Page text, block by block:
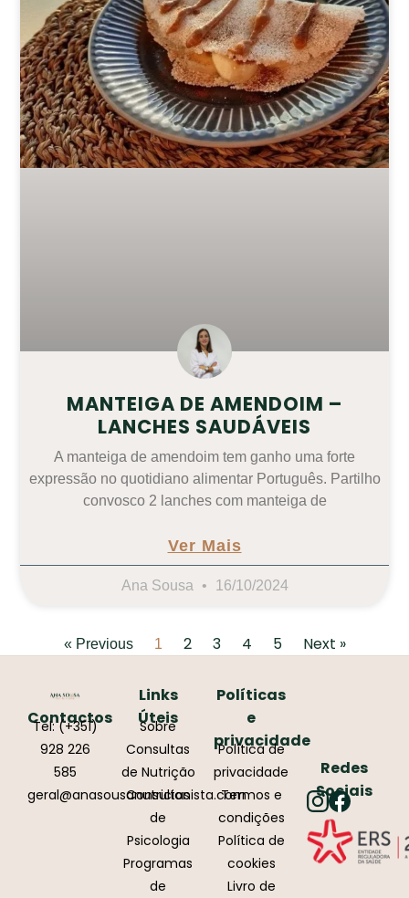
MANTEIGA DE AMENDOIM –
LANCHES SAUDÁVEIS
A manteiga de amendoim tem ganho uma forte
expressão no quotidiano alimentar Português. Partilho
convosco 2 lanches com manteiga de
Ver Mais
Ana Sousa 16/10/2024
« Previous 1 2 3 4 5 Next »
Contactos
Tel: (+351)
928 226
585
geral@anasousanutricionista.com
Links
Úteis
Sobre
Consultas
de Nutrição
Consultas
de
Psicologia
Programas
de
Políticas
e
privacidade
Política de
privacidade
Termos e
condições
Política de
cookies
Livro de
Redes
Sociais